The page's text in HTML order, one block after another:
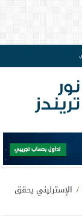
/ الإسترليني يحقق